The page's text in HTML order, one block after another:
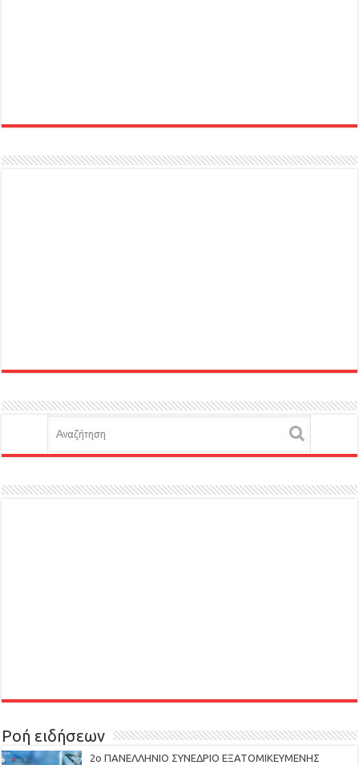
Ροή ειδήσεων
2ο ΠΑΝΕΛΛΗΝΙΟ ΣΥΝΕΔΡΙΟ ΕΞΑΤΟΜΙΚΕΥΜΕΝΗΣ